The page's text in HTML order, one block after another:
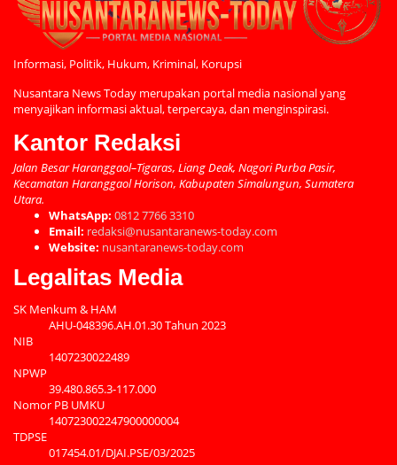
Informasi, Politik, Hukum, Kriminal, Korupsi
Nusantara News Today merupakan portal media nasional yang
menyajikan informasi aktual, terpercaya, dan menginspirasi.
Kantor Redaksi
Jalan Besar Haranggaol–Tigaras, Liang Deak, Nagori Purba Pasir,
Kecamatan Haranggaol Horison, Kabupaten Simalungun, Sumatera
Utara.
WhatsApp: 0812 7766 3310
Email: redaksi@nusantaranews-today.com
Website: nusantaranews-today.com
Legalitas Media
SK Menkum & HAM
AHU-048396.AH.01.30 Tahun 2023
NIB
1407230022489
NPWP
39.480.865.3-117.000
Nomor PB UMKU
140723002247900000004
TDPSE
017454.01/DJAI.PSE/03/2025